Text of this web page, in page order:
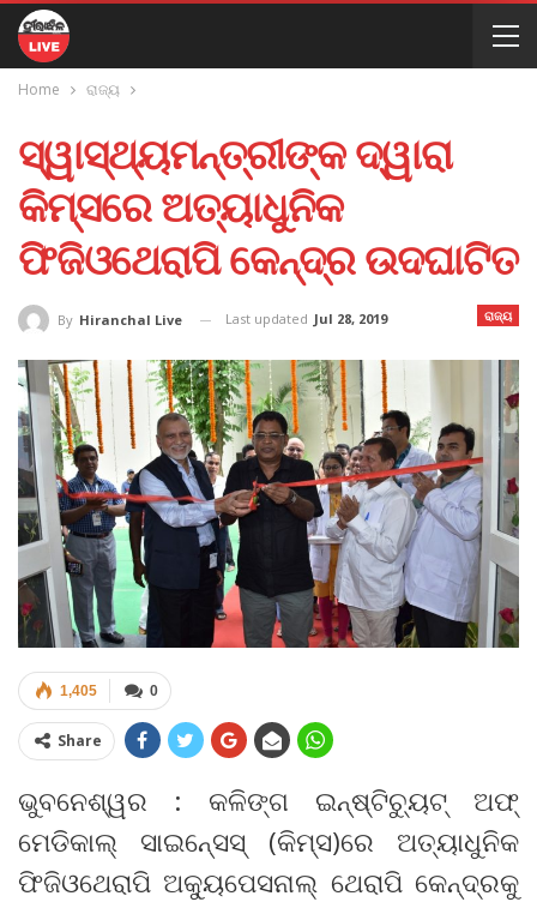
Home ରାଜ୍ୟ
ସ୍ୱାସ୍ଥ୍ୟମନ୍ତ୍ରୀଙ୍କ ଦ୍ୱାରା
କିମ୍‍ସରେ ଅତ୍ୟାଧୁନିକ
ଫିଜିଓଥେରାପି କେନ୍ଦ୍ର ଉଦଘାଟିତ
ରାଜ୍ୟ
By Hiranchal Live Last updated Jul 28, 2019
0
1,405
Share
ଭୁବନେଶ୍ୱର : କଳିଙ୍ଗ ଇନ୍‍ଷ୍ଟିଚ୍ୟୁଟ୍‍ ଅଫ୍‍
ମେଡିକାଲ୍‍ ସାଇନ୍‍ସେସ୍‍ (କିମ୍‍ସ)ରେ ଅତ୍ୟାଧୁନିକ
ଫିଜିଓଥେରାପି ଅକ୍ୟୁପେସନାଲ୍‍ ଥେରାପି କେନ୍ଦ୍ରକୁ